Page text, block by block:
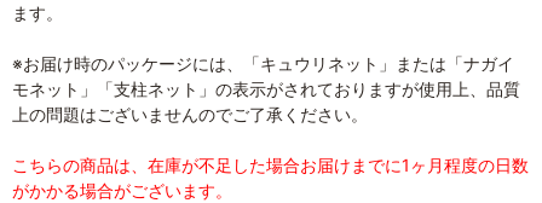
ます。
※お届け時のパッケージには、「キュウリネット」または「ナガイ
モネット」「支柱ネット」の表示がされておりますが使用上、品質
上の問題はございませんのでご了承ください。
こちらの商品は、在庫が不足した場合お届けまでに1ヶ月程度の日数
がかかる場合がございます。